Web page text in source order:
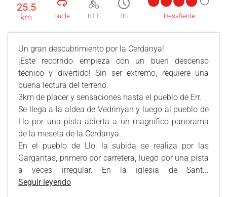
25.5
km bucle BTT 3h Desafiente
Un gran descubrimiento por la Cerdanya!
¡Este recorrido empieza con un buen descenso
técnico y divertido! Sin ser extremo, requiere una
buena lectura del terreno.
3km de placer y sensaciones hasta el pueblo de Err.
Se llega a la aldea de Vedrinyan y luego al pueblo de
Llo por una pista abierta a un magnífico panorama
de la meseta de la Cerdanya.
En el pueblo de Llo, la subida se realiza por las
Gargantas, primero por carretera, luego por una pista
a veces irregular. En la iglesia de Sant...
Seguir leyendo